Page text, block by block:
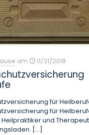
am 11/21/2018
für
für
und
[…]